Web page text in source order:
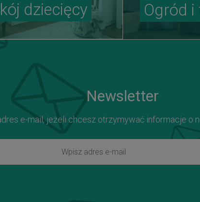
Ogród i
dziecięcy
Newsletter
e-mail, jeżeli chcesz otrzymywać informacje o